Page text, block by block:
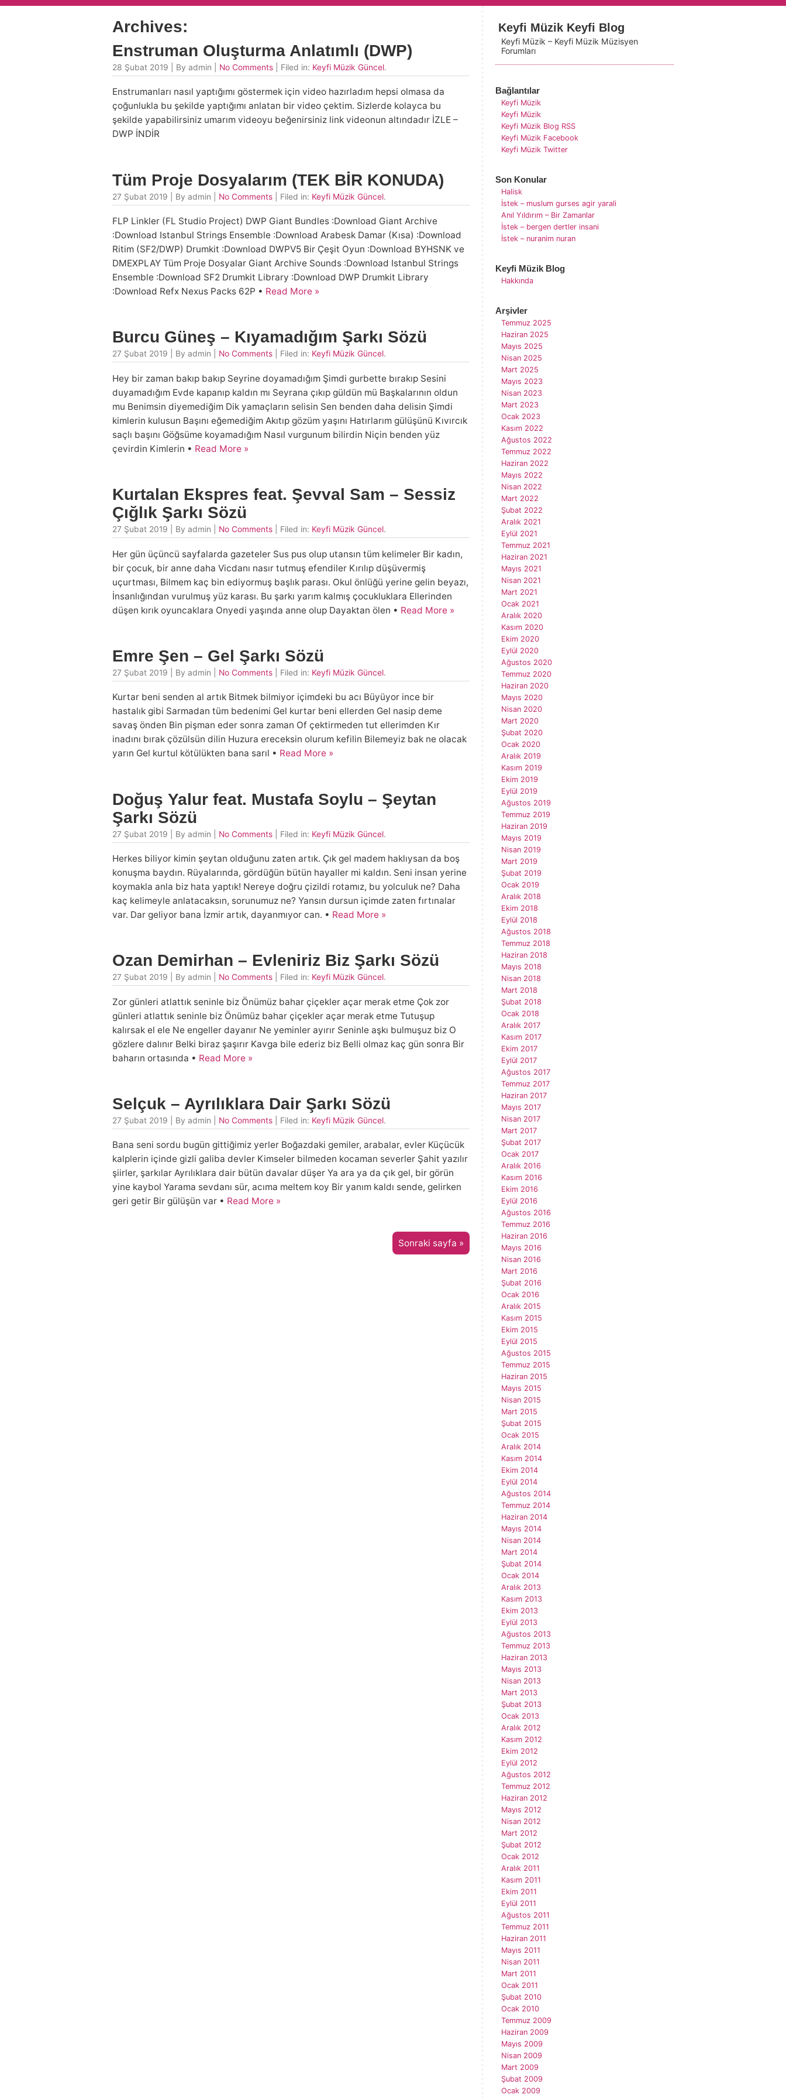
Archives:
Enstruman Oluşturma Anlatımlı (DWP)
28 Şubat 2019 | By admin | No Comments | Filed in: Keyfi Müzik Güncel.
Enstrumanları nasıl yaptığımı göstermek için video hazırladım hepsi olmasa da
çoğunlukla bu şekilde yaptığımı anlatan bir video çektim. Sizlerde kolayca bu
şekilde yapabilirsiniz umarım videoyu beğenirsiniz link videonun altındadır İZLE –
DWP İNDİR
Tüm Proje Dosyalarım (TEK BİR KONUDA)
27 Şubat 2019 | By admin | No Comments | Filed in: Keyfi Müzik Güncel.
FLP Linkler (FL Studio Project) DWP Giant Bundles :Download Giant Archive
:Download Istanbul Strings Ensemble :Download Arabesk Damar (Kısa) :Download
Ritim (SF2/DWP) Drumkit :Download DWPV5 Bir Çeşit Oyun :Download BYHSNK ve
DMEXPLAY Tüm Proje Dosyalar Giant Archive Sounds :Download Istanbul Strings
Ensemble :Download SF2 Drumkit Library :Download DWP Drumkit Library
:Download Refx Nexus Packs 62P • Read More »
Burcu Güneş – Kıyamadığım Şarkı Sözü
27 Şubat 2019 | By admin | No Comments | Filed in: Keyfi Müzik Güncel.
Hey bir zaman bakıp bakıp Seyrine doyamadığım Şimdi gurbette bırakıp Sesini
duyamadığım Evde kapanıp kaldın mı Seyrana çıkıp güldün mü Başkalarının oldun
mu Benimsin diyemediğim Dik yamaçların selisin Sen benden daha delisin Şimdi
kimlerin kulusun Başını eğemediğim Akıtıp gözüm yaşını Hatırlarım gülüşünü Kıvırcık
saçlı başını Göğsüme koyamadığım Nasıl vurgunum bilirdin Niçin benden yüz
çevirdin Kimlerin • Read More »
Kurtalan Ekspres feat. Şevval Sam – Sessiz
Çığlık Şarkı Sözü
27 Şubat 2019 | By admin | No Comments | Filed in: Keyfi Müzik Güncel.
Her gün üçüncü sayfalarda gazeteler Sus pus olup utansın tüm kelimeler Bir kadın,
bir çocuk, bir anne daha Vicdanı nasır tutmuş efendiler Kırılıp düşüvermiş
uçurtması, Bilmem kaç bin ediyormuş başlık parası. Okul önlüğü yerine gelin beyazı,
İnsanlığından vurulmuş yüz karası. Bu şarkı yarım kalmış çocukluklara Ellerinden
düşen kırık oyuncaklara Onyedi yaşında anne olup Dayaktan ölen • Read More »
Emre Şen – Gel Şarkı Sözü
27 Şubat 2019 | By admin | No Comments | Filed in: Keyfi Müzik Güncel.
Kurtar beni senden al artık Bitmek bilmiyor içimdeki bu acı Büyüyor ince bir
hastalık gibi Sarmadan tüm bedenimi Gel kurtar beni ellerden Gel nasip deme
savaş önden Bin pişman eder sonra zaman Of çektirmeden tut ellerimden Kır
inadını bırak çözülsün dilin Huzura ereceksin olurum kefilin Bilemeyiz bak ne olacak
yarın Gel kurtul kötülükten bana sarıl • Read More »
Doğuş Yalur feat. Mustafa Soylu – Şeytan
Şarkı Sözü
27 Şubat 2019 | By admin | No Comments | Filed in: Keyfi Müzik Güncel.
Herkes biliyor kimin şeytan olduğunu zaten artık. Çık gel madem haklıysan da boş
konuşma baydın. Rüyalarında, gördüğün bütün hayaller mi kaldın. Seni insan yerine
koymakla anla biz hata yaptık! Nereye doğru çizildi rotamız, bu yolculuk ne? Daha
kaç kelimeyle anlatacaksın, sorunumuz ne? Yansın dursun içimde zaten fırtınalar
var. Dar geliyor bana İzmir artık, dayanmıyor can. • Read More »
Ozan Demirhan – Evleniriz Biz Şarkı Sözü
27 Şubat 2019 | By admin | No Comments | Filed in: Keyfi Müzik Güncel.
Zor günleri atlattık seninle biz Önümüz bahar çiçekler açar merak etme Çok zor
günleri atlattık seninle biz Önümüz bahar çiçekler açar merak etme Tutuşup
kalırsak el ele Ne engeller dayanır Ne yeminler ayırır Seninle aşkı bulmuşuz biz O
gözlere dalınır Belki biraz şaşırır Kavga bile ederiz biz Belli olmaz kaç gün sonra Bir
baharın ortasında • Read More »
Selçuk – Ayrılıklara Dair Şarkı Sözü
27 Şubat 2019 | By admin | No Comments | Filed in: Keyfi Müzik Güncel.
Bana seni sordu bugün gittiğimiz yerler Boğazdaki gemiler, arabalar, evler Küçücük
kalplerin içinde gizli galiba devler Kimseler bilmeden kocaman severler Şahit yazılır
şiirler, şarkılar Ayrılıklara dair bütün davalar düşer Ya ara ya da çık gel, bir görün
yine kaybol Yarama sevdanı sür, acıma meltem koy Bir yanım kaldı sende, gelirken
geri getir Bir gülüşün var • Read More »
Sonraki sayfa »
Keyfi Müzik Keyfi Blog
Keyfi Müzik – Keyfi Müzik Müzisyen
Forumları
Bağlantılar
Keyfi Müzik
Keyfi Müzik
Keyfi Müzik Blog RSS
Keyfi Müzik Facebook
Keyfi Müzik Twitter
Son Konular
Halisk
İstek – muslum gurses agir yarali
Anıl Yıldırım – Bir Zamanlar
İstek – bergen dertler insani
İstek – nuranim nuran
Keyfi Müzik Blog
Hakkında
Arşivler
Temmuz 2025
Haziran 2025
Mayıs 2025
Nisan 2025
Mart 2025
Mayıs 2023
Nisan 2023
Mart 2023
Ocak 2023
Kasım 2022
Ağustos 2022
Temmuz 2022
Haziran 2022
Mayıs 2022
Nisan 2022
Mart 2022
Şubat 2022
Aralık 2021
Eylül 2021
Temmuz 2021
Haziran 2021
Mayıs 2021
Nisan 2021
Mart 2021
Ocak 2021
Aralık 2020
Kasım 2020
Ekim 2020
Eylül 2020
Ağustos 2020
Temmuz 2020
Haziran 2020
Mayıs 2020
Nisan 2020
Mart 2020
Şubat 2020
Ocak 2020
Aralık 2019
Kasım 2019
Ekim 2019
Eylül 2019
Ağustos 2019
Temmuz 2019
Haziran 2019
Mayıs 2019
Nisan 2019
Mart 2019
Şubat 2019
Ocak 2019
Aralık 2018
Ekim 2018
Eylül 2018
Ağustos 2018
Temmuz 2018
Haziran 2018
Mayıs 2018
Nisan 2018
Mart 2018
Şubat 2018
Ocak 2018
Aralık 2017
Kasım 2017
Ekim 2017
Eylül 2017
Ağustos 2017
Temmuz 2017
Haziran 2017
Mayıs 2017
Nisan 2017
Mart 2017
Şubat 2017
Ocak 2017
Aralık 2016
Kasım 2016
Ekim 2016
Eylül 2016
Ağustos 2016
Temmuz 2016
Haziran 2016
Mayıs 2016
Nisan 2016
Mart 2016
Şubat 2016
Ocak 2016
Aralık 2015
Kasım 2015
Ekim 2015
Eylül 2015
Ağustos 2015
Temmuz 2015
Haziran 2015
Mayıs 2015
Nisan 2015
Mart 2015
Şubat 2015
Ocak 2015
Aralık 2014
Kasım 2014
Ekim 2014
Eylül 2014
Ağustos 2014
Temmuz 2014
Haziran 2014
Mayıs 2014
Nisan 2014
Mart 2014
Şubat 2014
Ocak 2014
Aralık 2013
Kasım 2013
Ekim 2013
Eylül 2013
Ağustos 2013
Temmuz 2013
Haziran 2013
Mayıs 2013
Nisan 2013
Mart 2013
Şubat 2013
Ocak 2013
Aralık 2012
Kasım 2012
Ekim 2012
Eylül 2012
Ağustos 2012
Temmuz 2012
Haziran 2012
Mayıs 2012
Nisan 2012
Mart 2012
Şubat 2012
Ocak 2012
Aralık 2011
Kasım 2011
Ekim 2011
Eylül 2011
Ağustos 2011
Temmuz 2011
Haziran 2011
Mayıs 2011
Nisan 2011
Mart 2011
Ocak 2011
Şubat 2010
Ocak 2010
Temmuz 2009
Haziran 2009
Mayıs 2009
Nisan 2009
Mart 2009
Şubat 2009
Ocak 2009